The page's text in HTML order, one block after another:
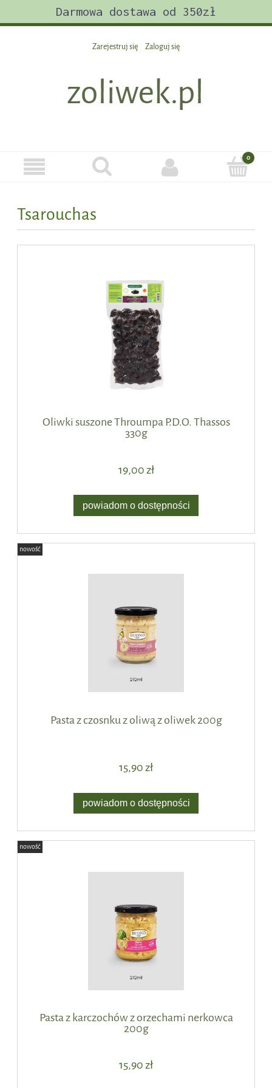
Darmowa dostawa od 350zł
Zarejestruj się Zaloguj się
Tsarouchas
Oliwki suszone Throumpa P.D.O. Thassos
330g
19,00 zł
powiadom o dostępności
Pasta z czosnku z oliwą z oliwek 200g
15,90 zł
powiadom o dostępności
nowość
Pasta z karczochów z orzechami nerkowca
200g
15,90 zł
nowość